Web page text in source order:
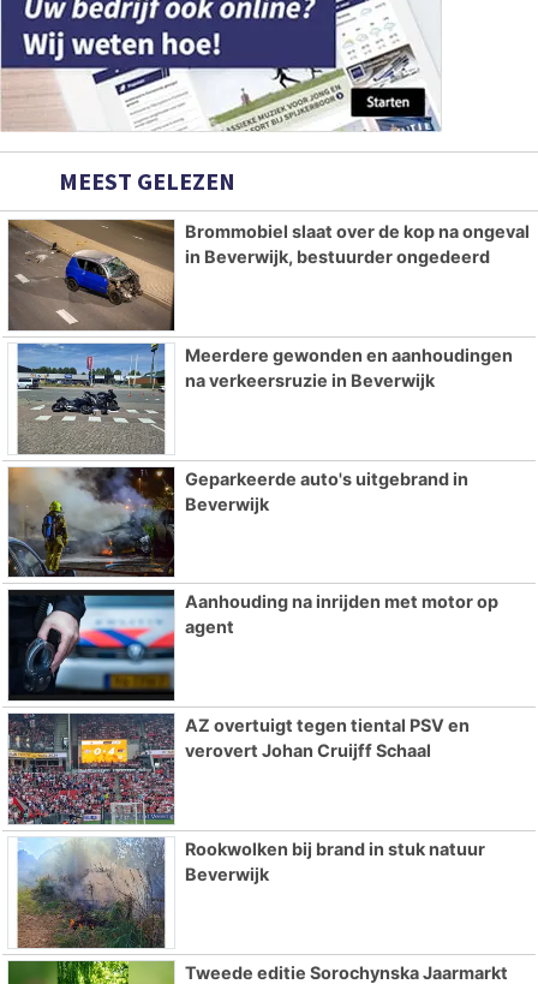
MEEST GELEZEN
Brommobiel slaat over de kop na ongeval
in Beverwijk, bestuurder ongedeerd
Meerdere gewonden en aanhoudingen
na verkeersruzie in Beverwijk
Geparkeerde auto's uitgebrand in
Beverwijk
Aanhouding na inrijden met motor op
agent
AZ overtuigt tegen tiental PSV en
verovert Johan Cruijff Schaal
Rookwolken bij brand in stuk natuur
Beverwijk
Tweede editie Sorochynska Jaarmarkt